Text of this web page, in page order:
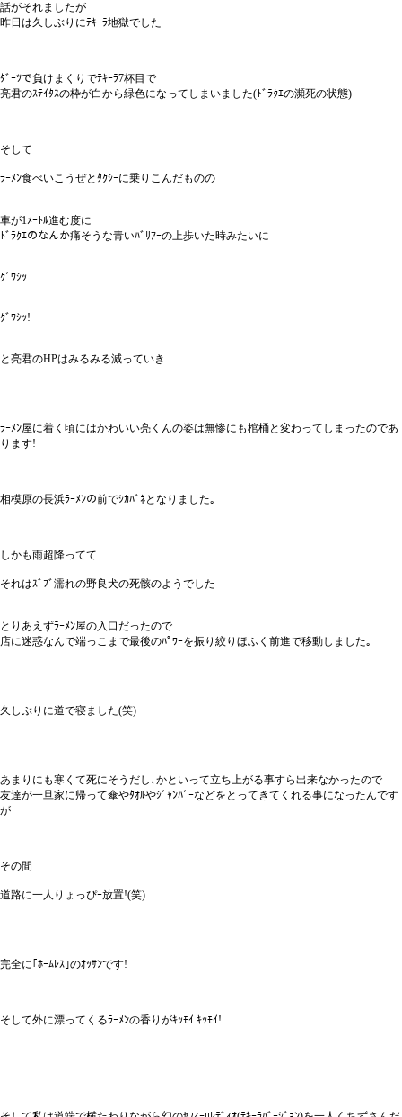
話がそれましたが
昨日は久しぶりにﾃｷｰﾗ地獄でした
ﾀﾞｰﾂで負けまくりでﾃｷｰﾗ7杯目で
亮君のｽﾃｲﾀｽの枠が白から緑色になってしまいました(ﾄﾞﾗｸｴの瀕死の状態)
そして
ﾗｰﾒﾝ食べいこうぜとﾀｸｼｰに乗りこんだものの
車が1ﾒｰﾄﾙ進む度に
ﾄﾞﾗｸｴのなんか痛そうな青いﾊﾞﾘｱｰの上歩いた時みたいに
ｸﾞﾜｼｯ
ｸﾞﾜｼｯ!
と亮君のHPはみるみる減っていき
ﾗｰﾒﾝ屋に着く頃にはかわいい亮くんの姿は無惨にも棺桶と変わってしまったのであ
ります!
相模原の長浜ﾗｰﾒﾝの前でｼｶﾊﾞﾈとなりました｡
しかも雨超降ってて
それはｽﾞﾌﾞ濡れの野良犬の死骸のようでした
とりあえずﾗｰﾒﾝ屋の入口だったので
店に迷惑なんで端っこまで最後のﾊﾟﾜｰを振り絞りほふく前進で移動しました｡
久しぶりに道で寝ました(笑)
あまりにも寒くて死にそうだし､かといって立ち上がる事すら出来なかったので
友達が一旦家に帰って傘やﾀｵﾙやｼﾞｬﾝﾊﾞｰなどをとってきてくれる事になったんです
が
その間
道路に一人りょっぴｰ放置!(笑)
完全に｢ﾎｰﾑﾚｽ｣のｵｯｻﾝです!
そして外に漂ってくるﾗｰﾒﾝの香りがｷｯﾓｲ ｷｯﾓｲ!